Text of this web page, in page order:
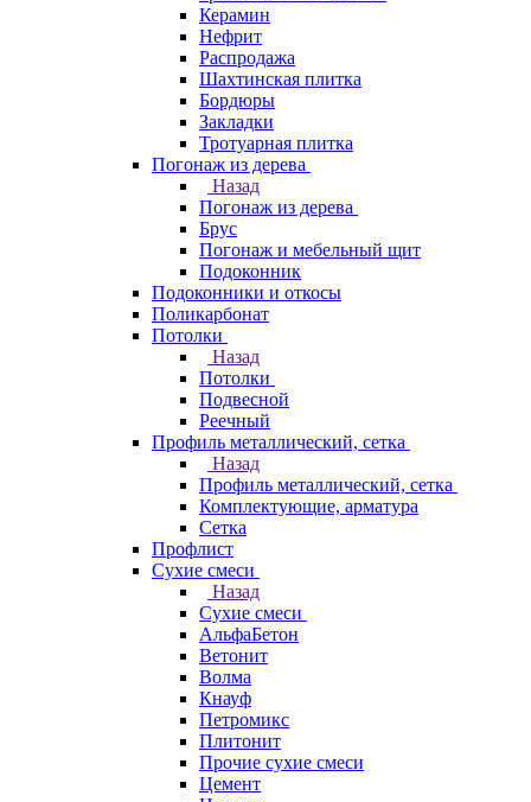
Керамин
Нефрит
Распродажа
Шахтинская плитка
Бордюры
Закладки
Тротуарная плитка
Погонаж из дерева
Назад
Погонаж из дерева
Брус
Погонаж и мебельный щит
Подоконник
Подоконники и откосы
Поликарбонат
Потолки
Назад
Потолки
Подвесной
Реечный
Профиль металлический, сетка
Назад
Профиль металлический, сетка
Комплектующие, арматура
Сетка
Профлист
Сухие смеси
Назад
Сухие смеси
АльфаБетон
Ветонит
Волма
Кнауф
Петромикс
Плитонит
Прочие сухие смеси
Цемент